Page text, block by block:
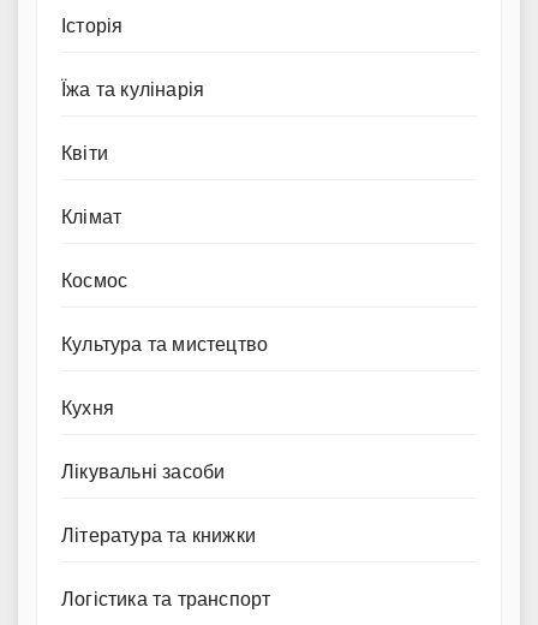
Історія
Їжа та кулінарія
Квіти
Клімат
Космос
Культура та мистецтво
Кухня
Лікувальні засоби
Література та книжки
Логістика та транспорт